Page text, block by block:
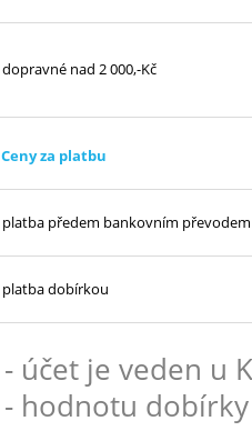
dopravné nad 2 000,-Kč
Ceny za platbu
platba předem bankovním převodem
platba dobírkou
- účet je veden u
- hodnotu